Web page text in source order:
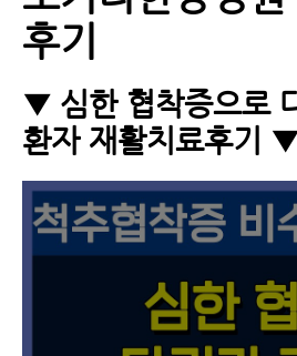
후기
▼ 심한 협착증으로
환자 재활치료후기